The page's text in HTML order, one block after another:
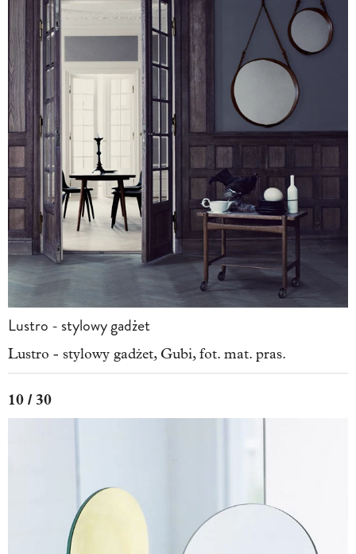
Lustro - stylowy gadżet
Lustro - stylowy gadżet, Gubi, fot. mat. pras.
10 / 30